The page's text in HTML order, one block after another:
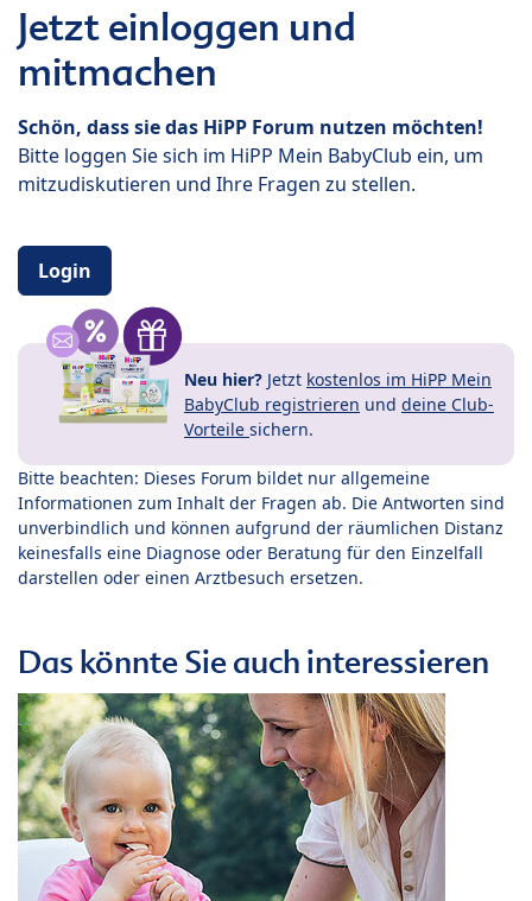
Jetzt einloggen und
mitmachen
Schön, dass sie das HiPP Forum nutzen möchten!
Bitte loggen Sie sich im HiPP Mein BabyClub ein, um
mitzudiskutieren und Ihre Fragen zu stellen.
Login
Neu hier? Jetzt kostenlos im HiPP Mein
BabyClub registrieren und deine Club-
Vorteile sichern.
Bitte beachten: Dieses Forum bildet nur allgemeine
Informationen zum Inhalt der Fragen ab. Die Antworten sind
unverbindlich und können aufgrund der räumlichen Distanz
keinesfalls eine Diagnose oder Beratung für den Einzelfall
darstellen oder einen Arztbesuch ersetzen.
Das könnte Sie auch interessieren